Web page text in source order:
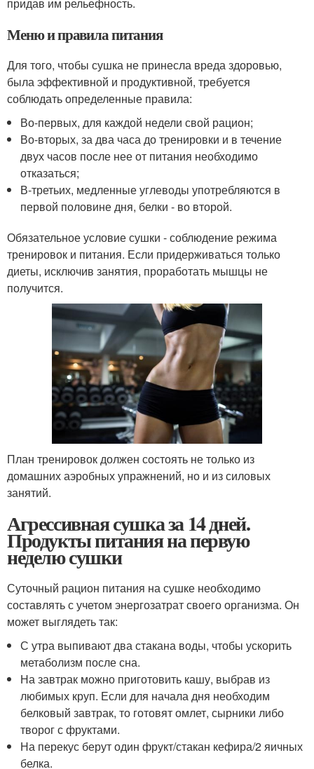
Меню и правила питания
Для того, чтобы сушка не принесла вреда здоровью,
была эффективной и продуктивной, требуется
соблюдать определенные правила:
Во-первых, для каждой недели свой рацион;
Во-вторых, за два часа до тренировки и в течение
двух часов после нее от питания необходимо
отказаться;
В-третьих, медленные углеводы употребляются в
первой половине дня, белки - во второй.
Обязательное условие сушки - соблюдение режима
тренировок и питания. Если придерживаться только
диеты, исключив занятия, проработать мышцы не
получится.
План тренировок должен состоять не только из
домашних аэробных упражнений, но и из силовых
занятий.
Агрессивная сушка за 14 дней.
Продукты питания на первую
неделю сушки
Суточный рацион питания на сушке необходимо
составлять с учетом энергозатрат своего организма. Он
может выглядеть так:
С утра выпивают два стакана воды, чтобы ускорить
метаболизм после сна.
На завтрак можно приготовить кашу, выбрав из
любимых круп. Если для начала дня необходим
белковый завтрак, то готовят омлет, сырники либо
творог с фруктами.
На перекус берут один фрукт/стакан кефира/2 яичных
белка.